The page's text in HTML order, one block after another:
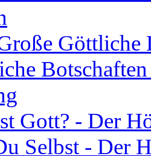
Gott? - Der
Selbst - Der